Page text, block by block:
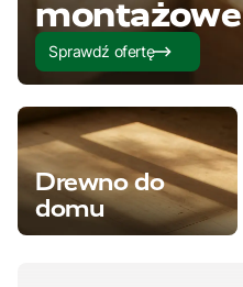
montażowe
Sprawdź ofertę
Drewno do
domu